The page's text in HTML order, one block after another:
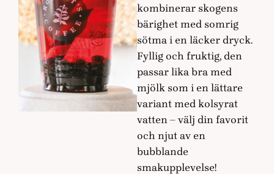
kombinerar skogens
bärighet med somrig
sötma i en läcker dryck.
Fyllig och fruktig, den
passar lika bra med
mjölk som i en lättare
variant med kolsyrat
vatten – välj din favorit
och njut av en
bubblande
smakupplevelse!